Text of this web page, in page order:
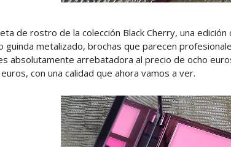
de rostro de la colección Black Cherry, una
guinda metalizado, brochas que parecen
absolutamente arrebatadora al precio de ocho
con una calidad que ahora vamos a ver.